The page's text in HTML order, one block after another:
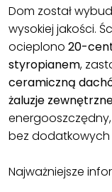
Dom został
wysokiej jakości.
ocieplono 20-
styropianem,
ceramiczną
żaluzje
bez dodatkowych
Najważniejsze